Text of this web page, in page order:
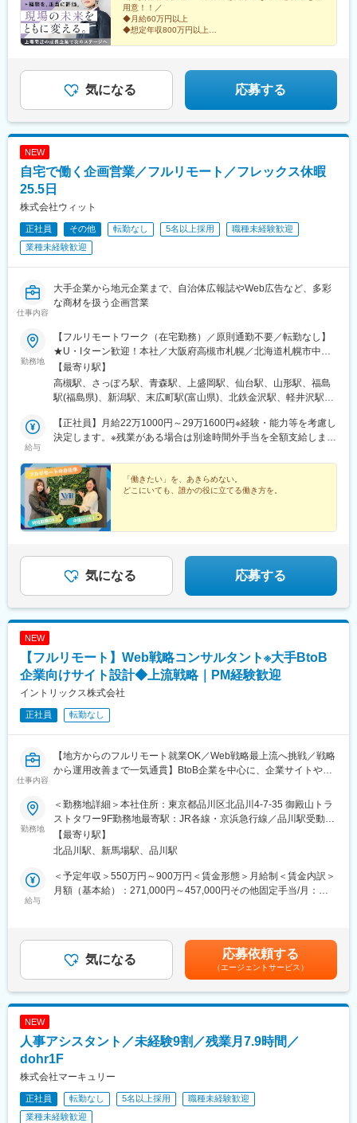
※2024年度→2025年度における昇給額を集計。なお、一時的なイ
ンセンティブではなく昇給です。
（1）エンタープライズセールスのスキル・経験
マーケットバリューの高いスキルである、エンタープライズセー
ルスのスキル・経験、また深耕型営業のスキル・経験を身につけ
ることができます。
（2）デジタルマーケティング全般のスキル・経験
グ全般のスキル・経験を身につけることができます。
駅、初台駅、千駄ケ谷駅、曙橋駅、国立競技場駅、四谷三丁目
駅、西荻窪駅、富士見ケ丘駅、荻窪駅、神保町駅、淡路町駅、市
ケ谷駅、九段下駅、上野御徒町駅、昭和島駅、池上駅、糀谷駅、
新富町駅(東京都)、勝どき駅、京橋駅(東京都)、新中野駅、京王八
王子駅、武蔵五日市駅、西台駅、本蓮沼駅、大森海岸駅、青物横
船橋日大前駅、柏駅、柏の葉キャンパス駅、新千葉駅、京成稲毛
駅、新八柱駅、大宮駅(埼玉県)、南浦和駅、さいたま新都心駅、北
浦和駅、浦和駅、和光市駅、川口元郷駅、西川口駅、東川口駅、
尾駅、大阪難波駅、淀屋橋駅、渡辺橋駅、沢ノ町駅、我孫子町
駅、平林駅(大阪府)、中ふ頭駅、ポートタウン東駅、トレードセン
パーク駅、心斎橋駅、松屋町駅、堺筋本町駅、門真南駅、横堤
駅、矢田駅(大阪府)、東部市場前駅、今川駅(大阪府)、出戸駅、中
崎町駅、扇町駅(大阪府)、西梅田駅、大阪梅田駅(阪神線)、中村公
園駅、矢場町駅、いりなか駅、瑞穂区役所駅、日比野駅(名古屋市
営)、伏屋駅、武蔵小杉駅、目黒駅、秋葉原駅、新橋駅、東京駅、
町田駅、綾瀬駅、大手町駅(東京都)、中野駅(東京都)、大門駅(東京
都)、西日暮里駅、五反田駅、中目黒駅、泉岳寺駅、立川駅、小竹
向原駅、二子玉川駅、四ツ谷駅、あざみ野駅、湘南台駅、天王洲
アイル駅、日吉駅(神奈川県)、溝の口駅、藤沢本町駅、長津田駅、
登戸駅、戸塚駅、海老名駅(相模線)、大和駅(神奈川県)、菊名駅、
大船駅、橋本駅(神奈川県)、上大岡駅、中央林間駅、センター南
葉県)、北習志野駅、京成船橋駅、京成津田沼駅、新浦安駅、新鎌
ケ谷駅、市川駅、舞浜駅、初石駅、南流山駅、本八幡駅(都営線)、
船橋駅、西船橋駅、久喜駅、川口駅、南越谷駅、天下茶屋駅、伏
見駅(愛知県)、栄駅(愛知県)、東梅田駅、阿倍野駅(阪堺線)、今宮
戎駅、鶴橋駅、京橋駅(大阪府)、南方駅(大阪府)、金山駅(愛知
田駅(大阪府)、上牧駅(大阪府)、摂津富田駅、高槻駅、高槻市駅、
天王寺駅、新今宮駅、本町駅、江坂駅、弁天町駅、西九条駅、千
里中央駅(北大阪急行)、茨木駅、三国ケ丘駅(大阪府)、南森町駅、
波駅、中百舌鳥駅、大阪駅、新大阪駅、北新地駅、大阪阿部野橋
和駅、仙台駅、泉中央駅、あおば通駅、長町南駅、勾当台公園
駅、八戸駅、青森駅、盛岡駅、一ノ関駅、秋田駅、土崎駅、山形
駅、米沢駅、福島駅(福島県)、郡山駅(福島県)、さっぽろ駅、白石
駅、浜松町駅、西日暮里駅(舎人ライナー)、大崎広小路駅、祐天寺
駅、江古田駅、二子新地駅、阿倍野駅(地下鉄)、鴫野駅、西中島南
駅、千鳥橋駅、千里中央駅(大阪モノレール)、百舌鳥八幡駅、大阪
天満宮駅、玉造駅、宮之阪駅、新豊橋駅、なんば駅(地下鉄)、なか
駅、新琴似駅、仙台駅(地下鉄)、広瀬通駅、曽根田駅、新さっぽろ
駅、竹橋駅、御成門駅、新桜台駅、梅田駅(地下鉄)、蒲生四丁目
駅、近鉄名古屋駅、天王寺駅前駅、動物園前駅、駅前駅、香椎宮
前駅、中央区役所前駅、北１２条駅、大通駅
保有者の年収例＞1100万円／１級建築施工管理技士1100万円／１
級建築士
用意！！／
◆月給60万円以上
◆想定年収800万円以上
◆明確な評価制度で着実に昇給
気になる 応募する
NEW
自宅で働く企画営業／フルリモート／フレックス休暇
25.5日
株式会社ウィット
正社員 その他 転勤なし 5名以上採用
職種未経験歓迎
業種未経験歓迎
仕事内容
大手企業から地元企業まで、自治体広報誌やWeb広告など、多彩
な商材を扱う企画営業
勤務地
【フルリモートワーク（在宅勤務）／原則通勤不要／転勤なし】
★U・Iターン歓迎！本社／大阪府高槻市札幌／北海道札幌市中央
区青森／青森県青森市盛岡／岩手県盛岡市仙台／宮城県仙台市青
葉区山形／山形県山形市福島／福島県福島市新潟／新潟県新潟市
中央区高岡／富山県高岡市金沢／石川県金沢市軽井沢／長野県北
水戸市東京／東京都千代田区静岡／静岡県静岡市葵区名古屋／愛
知県名古屋市中村区岐阜／岐阜県高山市神戸／兵庫県神戸中央区
和歌山市三重／三重県多気郡彦根／滋賀県彦根市鳥取／鳥取県鳥
取市松江／島根県松江市岡山／岡山県岡山市北区広島／広島県広
島市中区下関／山口県下関市松山／愛媛県松山市徳島／徳島県徳
島市高松／香川県高松市福岡／福岡県福岡市中央区大分／大分県
大分市佐賀／佐賀県佐賀市長崎／長崎県長崎市熊本／熊本県熊本
【最寄り駅】
高槻駅、さっぽろ駅、青森駅、上盛岡駅、仙台駅、山形駅、福島
駅(福島県)、新潟駅、末広町駅(富山県)、北鉄金沢駅、軽井沢駅、
近鉄名古屋駅、新島々駅、旧居留地・大丸前駅、京都駅、奈良
駅、和歌山市駅、漕代駅、彦根駅、鳥取駅、松江しんじ湖温泉
天神駅、大分駅、佐賀駅、長崎駅前駅、通町筋駅、宮崎駅、鹿児
島中央駅前駅、てだこ浦西駅、高槻市駅、札幌駅、あおば通駅、
片原町駅(富山県)、宇都宮駅東口駅、淡路町駅、日吉町駅、名古屋
駅、三宮・花時計前駅、七条駅、近鉄奈良駅、郵便局前駅、県庁
前駅(広島県)、西鉄福岡駅、五島町駅、水道町駅、鹿児島中央駅、
名鉄名古屋駅、貿易センター駅、西川緑道公園駅、紙屋町西駅、
市役所前駅(愛媛県)、天神南駅、長崎駅(長崎県)、熊本城・市役所
前駅、都通駅
給与
【正社員】月給22万1000円～29万1600円※経験・能力等を考慮し
決定します。※残業がある場合は別途時間外手当を全額支給しま
♪【アルバイト・パート】時給1300円～1800円
「働きたい」を、あきらめない。
どこにいても、誰かの役に立てる働き方を。
気になる 応募する
NEW
【フルリモート】Web戦略コンサルタント※大手BtoB
企業向けサイト設計◆上流戦略｜PM経験歓迎
イントリックス株式会社
正社員 転勤なし
仕事内容
【地方からのフルリモート就業OK／Web戦略最上流へ挑戦／戦略
から運用改善まで一気通貫】BtoB企業を中心に、企業サイトやデ
繋げる上流コンサルティングポジションです。
■企業概要
BtoB企業に特化したデジタルコミュニケーション支援会社です。
戦略・クリエイティブ・テクノロジーを掛け合わせ、企業サイト
構築からSEO、AIO、SNS活用、アクセス解析まで幅広く支援し
ています。
■採用背景
企業サイトに求められる役割が高度化し、グローバルサイト統合
■業務内容
BtoB企業が抱えるブランド認知向上や顧客接点強化、情報発信最
適化などの課題に対し、Webサイトを軸とした戦略立案から実行
・Web戦略立案、企画提案
・サイト構想、要件定義
・提案書、企画書作成
・プロジェクトマネジメント
・公開後の改善提案、運用支援
■組織構成
勤務地
＜勤務地詳細＞本社住所：東京都品川区北品川4-7-35 御殿山トラ
ストタワー9F勤務地最寄駅：JR各線・京浜急行線／品川駅受動喫
煙対策：屋内全面禁煙変更の範囲：会社の定める事業所（リモー
トワーク含む）
【最寄り駅】
北品川駅、新馬場駅、品川駅
給与
＜予定年収＞550万円～900万円＜賃金形態＞月給制＜賃金内訳＞
月額（基本給）：271,000円～457,000円その他固定手当/月：
業手当＞有＜給与補足＞・ご経験に応じて最終的な年収を決定い
たします。・その他固定手当詳細：リモート手当（一律3,000円）
賃金はあくまでも目安の金額であり、選考を通じて上下する可能
性があります。月給(月額)は固定手当を含めた表記です。
気になる 応募依頼する
（エージェントサービス）
NEW
人事アシスタント／未経験9割／残業月7.9時間／
dohr1F
株式会社マーキュリー
正社員 転勤なし 5名以上採用
職種未経験歓迎
業種未経験歓迎